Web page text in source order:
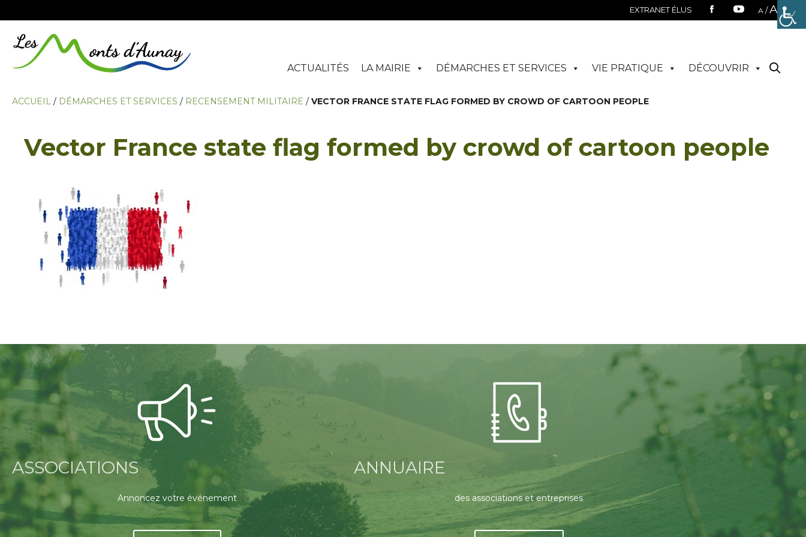
EXTRANET ÉLUS A /A
ACTUALITÉS LA MAIRIE DÉMARCHES ET SERVICES VIE PRATIQUE DÉCOUVRIR
ACCUEIL / DÉMARCHES ET SERVICES / RECENSEMENT MILITAIRE / VECTOR FRANCE STATE FLAG FORMED BY CROWD OF CARTOON PEOPLE
Vector France state flag formed by crowd of cartoon people
ASSOCIATIONS
Annoncez votre événement
ANNUAIRE
des associations et entreprises